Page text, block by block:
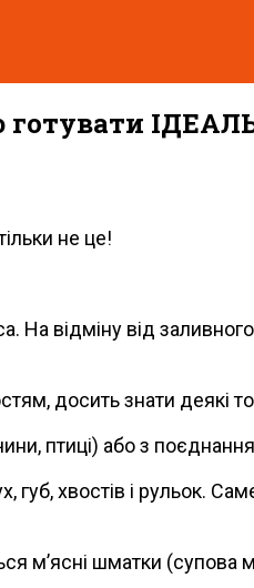
не це!
відміну від
досить знати деякі
птиці) або з
хвостів і рульок.
м’ясні шматки (супова